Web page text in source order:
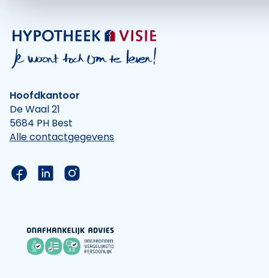
Hoofdkantoor
De Waal 21
5684 PH Best
Alle contactgegevens
Link naar de Facebook pagina van Hypotheek
Link naar de LinkedIn pagina van
Link naar de Instagram pagina van